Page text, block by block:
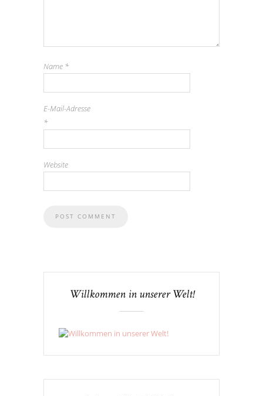
Name *
E-Mail-Adresse
*
Website
Willkommen in unserer Welt!